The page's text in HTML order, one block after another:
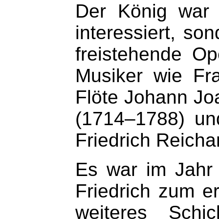
Der König war
interessiert,
freistehende
Musiker wie
Flöte Johann
(1714–1788)
Friedrich
Es war im
Friedrich zum
weiteres